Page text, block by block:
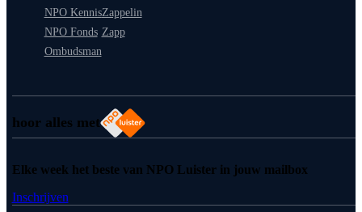
hoor alles met
NPO Kennis
NPO Fonds
Ombudsman
Zappelin
Zapp
Elke week het beste van NPO Luister in jouw mailbox
Inschrijven